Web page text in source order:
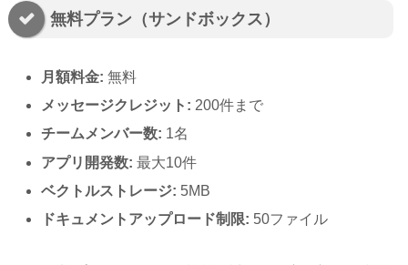
無料プラン（サンドボックス）
月額料金: 無料
メッセージクレジット: 200件まで
チームメンバー数: 1名
アプリ開発数: 最大10件
ベクトルストレージ: 5MB
ドキュメントアップロード制限: 50ファイル